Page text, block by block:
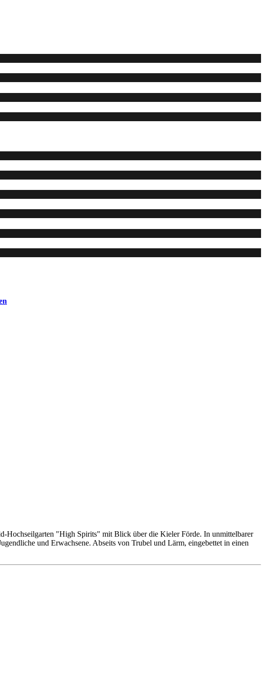
Hochseilgarten "High Spirits" mit Blick über die Kieler Förde. In unmittelbarer
und Erwachsene. Abseits von Trubel und Lärm, eingebettet in einen